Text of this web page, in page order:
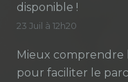
disponible !
23 Juil à 12h20
Mieux comprendre
pour faciliter le